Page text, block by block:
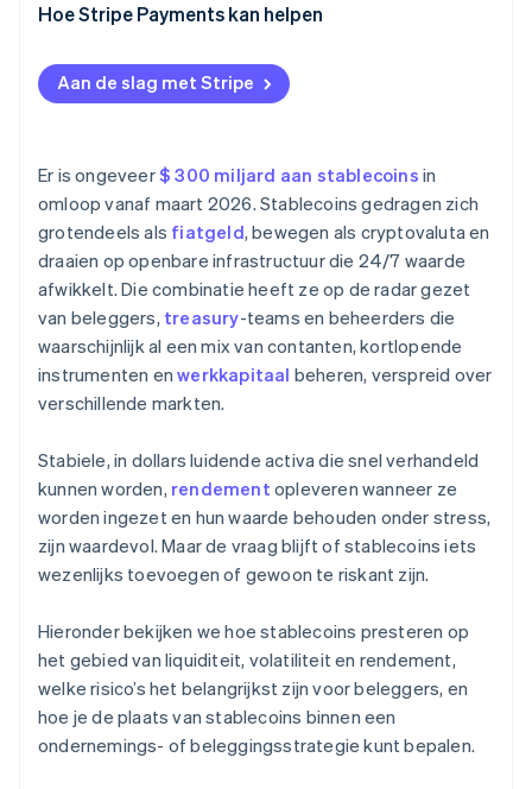
Waar zouden stablecoins een bestaande workflow
Is het regelgevingsklimaat werkbaar?
Kun je een pilot uitvoeren zonder bestaande
systemen te verstoren?
Hoe Stripe Payments kan helpen
Aan de slag met Stripe
Er is ongeveer$ 300 miljard aan stablecoins in
omloop vanaf maart 2026. Stablecoins gedragen zich
grotendeels als fiatgeld, bewegen als cryptovaluta en
draaien op openbare infrastructuur die 24/7 waarde
afwikkelt. Die combinatie heeft ze op de radar gezet
van beleggers, treasury-teams en beheerders die
waarschijnlijk al een mix van contanten, kortlopende
instrumenten enwerkkapitaal beheren, verspreid over
verschillende markten.
Stabiele, in dollars luidende activa die snel verhandeld
kunnen worden, rendement opleveren wanneer ze
worden ingezet en hun waarde behouden onder stress,
zijn waardevol. Maar de vraag blijft of stablecoins iets
wezenlijks toevoegen of gewoon te riskant zijn.
Hieronder bekijken we hoe stablecoins presteren op
het gebied van liquiditeit, volatiliteit en rendement,
welke risico’s het belangrijkst zijn voor beleggers, en
hoe je de plaats van stablecoins binnen een
ondernemings- of beleggingsstrategie kunt bepalen.